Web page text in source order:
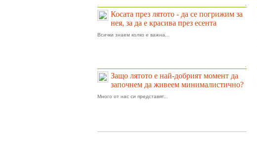
Косата през лятото - да се погрижим за
нея, за да е красива през есента
Всички знаем колко е важна...
Защо лятото е най-добрият момент да
започнем да живеем минималистично?
Много от нас си представят...